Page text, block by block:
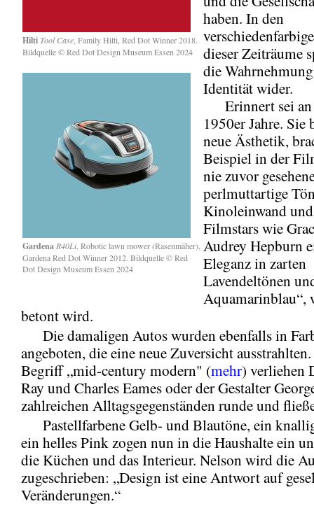
Hilti Tool Case , Family Hilti, Red Dot Winner 2018.
Bildquelle © Red Dot Design Museum Essen 2024
Gardena R40Li , Robotic lawn mower (Rasenmäher),
Gardena Red Dot Winner 2012. Bildquelle © Red
Dot Design Museum Essen 2024
haben. In den
dieser Zeiträume
die
Identität wider.
Erinnert sei an
1950er Jahre. Sie
neue Ästhetik,
Beispiel in der
nie zuvor
perlmuttartige
Kinoleinwand
Filmstars wie
Audrey Hepburn
Eleganz in zarten
Lavendeltönen
Aquamarinblau“,
betont wird.
Die damaligen Autos wurden ebenfalls in
angeboten, die eine neue Zuversicht
Begriff „mid-century modern" (mehr) verliehen
Ray und Charles Eames oder der Gestalter
zahlreichen Alltagsgegenständen runde und
Pastellfarbene Gelb- und Blautöne, ein
ein helles Pink zogen nun in die Haushalte ein
die Küchen und das Interieur. Nelson wird die
zugeschrieben: „Design ist eine Antwort auf
Veränderungen.“